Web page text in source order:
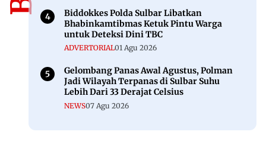
Kembali Mencuat, Tokoh dan Praktisi
Bertemu
05 Sep 2025
Berita Populer
Meski Kepergok di Lokasi Tambang Emas